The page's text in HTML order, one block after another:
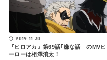
2019.11.30
『ヒロアカ』第69話｢嫌な話」のMVヒ
ーローは相澤消太！